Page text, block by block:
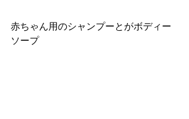
赤ちゃん用のシャンプーとがボディー
ソープ